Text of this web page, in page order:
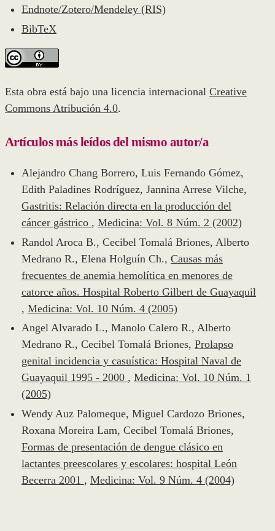
Endnote/Zotero/Mendeley (RIS)
BibTeX
Esta obra está bajo una licencia internacional Creative
Commons Atribución 4.0.
Artículos más leídos del mismo autor/a
Alejandro Chang Borrero, Luis Fernando Gómez,
Edith Paladines Rodríguez, Jannina Arrese Vilche,
Gastritis: Relación directa en la producción del
cáncer gástrico , Medicina: Vol. 8 Núm. 2 (2002)
Randol Aroca B., Cecibel Tomalá Briones, Alberto
Medrano R., Elena Holguín Ch., Causas más
frecuentes de anemia hemolítica en menores de
catorce años. Hospital Roberto Gilbert de Guayaquil
, Medicina: Vol. 10 Núm. 4 (2005)
Angel Alvarado L., Manolo Calero R., Alberto
Medrano R., Cecibel Tomalá Briones, Prolapso
genital incidencia y casuística: Hospital Naval de
Guayaquil 1995 - 2000 , Medicina: Vol. 10 Núm. 1
(2005)
Wendy Auz Palomeque, Miguel Cardozo Briones,
Roxana Moreira Lam, Cecibel Tomalá Briones,
Formas de presentación de dengue clásico en
lactantes preescolares y escolares: hospital León
Becerra 2001 , Medicina: Vol. 9 Núm. 4 (2004)